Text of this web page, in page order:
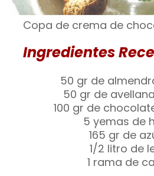
Copa de crema de
Ingredientes
50 gr de
50 gr de
100 gr de
5 yemas de
165 gr de
1/2 litro de
1 rama de